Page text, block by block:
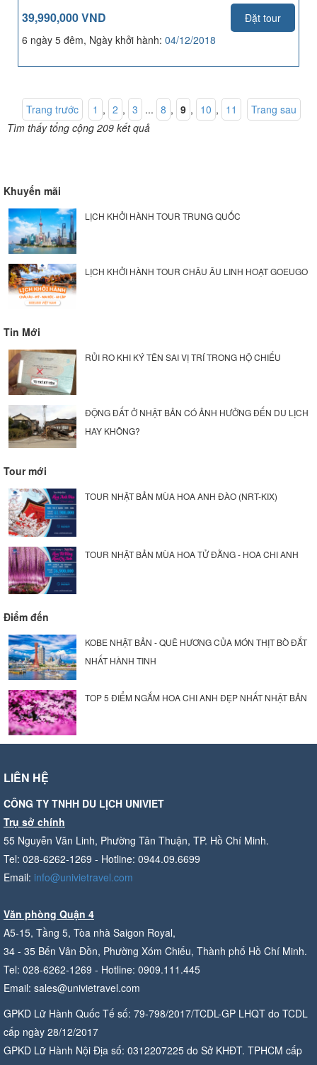
39,990,000 VND
Đặt tour
6 ngày 5 đêm, Ngày khởi hành: 04/12/2018
Trang trước 1 , 2 , 3 ... 8 , 9 , 10 , 11
Trang sau
Tìm thấy tổng cộng 209 kết quả
Khuyến mãi
LỊCH KHỞI HÀNH TOUR TRUNG QUỐC
LỊCH KHỞI HÀNH TOUR CHÂU ÂU LINH HOẠT GOEUGO
Tin Mới
RỦI RO KHI KÝ TÊN SAI VỊ TRÍ TRONG HỘ CHIẾU
ĐỘNG ĐẤT Ở NHẬT BẢN CÓ ẢNH HƯỞNG ĐẾN DU LỊCH
HAY KHÔNG?
Tour mới
TOUR NHẬT BẢN MÙA HOA ANH ĐÀO (NRT-KIX)
TOUR NHẬT BẢN MÙA HOA TỬ ĐẰNG - HOA CHI ANH
Điểm đến
KOBE NHẬT BẢN - QUÊ HƯƠNG CỦA MÓN THỊT BÒ ĐẮT
NHẤT HÀNH TINH
TOP 5 ĐIỂM NGẮM HOA CHI ANH ĐẸP NHẤT NHẬT BẢN
LIÊN HỆ
CÔNG TY TNHH DU LỊCH UNIVIET
Trụ sở chính
55 Nguyễn Văn Linh, Phường Tân Thuận, TP. Hồ Chí Minh.
Tel: 028-6262-1269 - Hotline: 0944.09.6699
Email: info@univietravel.com
Văn phòng Quận 4
A5-15, Tầng 5, Tòa nhà Saigon Royal,
34 - 35 Bến Vân Đồn, Phường Xóm Chiếu, Thành phố Hồ Chí Minh.
Tel: 028-6262-1269 - Hotline: 0909.111.445
Email: sales@univietravel.com
GPKD Lữ Hành Quốc Tế số: 79-798/2017/TCDL-GP LHQT do TCDL
cấp ngày 28/12/2017
GPKD Lữ Hành Nội Địa số: 0312207225 do Sở KHĐT. TPHCM cấp